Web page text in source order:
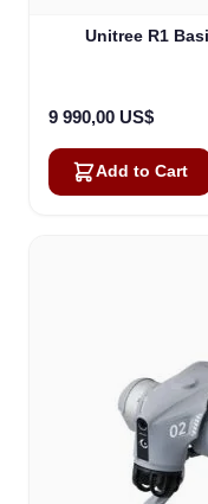
Unitree R1
9 990,00 US$
Add to Cart